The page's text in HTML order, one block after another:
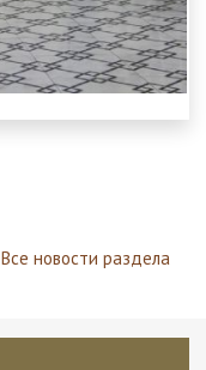
Все новости раздела